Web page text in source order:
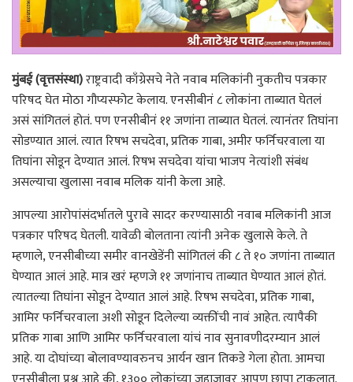
मुंबई (वृत्तसंस्था)राष्ट्रवादी काँग्रेसचे नेते नवाब मलिकांनी नुकतीच पत्रकार
परिषद घेत मोठा गौप्यस्फोट केलाय. एनसीबीनं ८ लोकांना ताब्यात घेतलं
असं सांगितलं होतं. पण एनसीबीनं ११ जणांना ताब्यात घेतलं. त्यानंतर तिघांना
सोडण्यात आलं. त्यात रिषभ सचदेवा, प्रतिक गाबा, अमीर फर्निचरवाला या
तिघांना सोडून देण्यात आलं. रिषभ सचदेवा यांचा भाजप नेत्यांशी संबंध
असल्याचा खुलासा नवाब मलिक यांनी केला आहे.
आपल्या आरोपांसंदर्भातले पुरावे सादर करण्यासाठी नवाब मलिकांनी आज
पत्रकार परिषद घेतली. यावेळी बोलताना त्यांनी अनेक खुलासे केले. ते
म्हणाले, एनसीबीच्या समीर वानखेडेंनी सांगितलं की ८ ते १० जणांना ताब्यात
घेण्यात आलं आहे. मात्र खरं म्हणजे ११ जणांनाच ताब्यात घेण्यात आलं होतं.
त्यातल्या तिघांना सोडून देण्यात आलं आहे. रिषभ सचदेवा, प्रतिक गाबा,
आमिर फर्निचरवाला अशी सोडून दिलेल्या व्यक्तींची नावं आहेत. त्यापैकी
प्रतिक गाबा आणि आमिर फर्निचरवाला यांचं नाव सुनावणीदरम्यान आलं
आहे. या दोघांच्या बोलावण्यावरुनच आर्यन खान तिकडे गेला होता. आमचा